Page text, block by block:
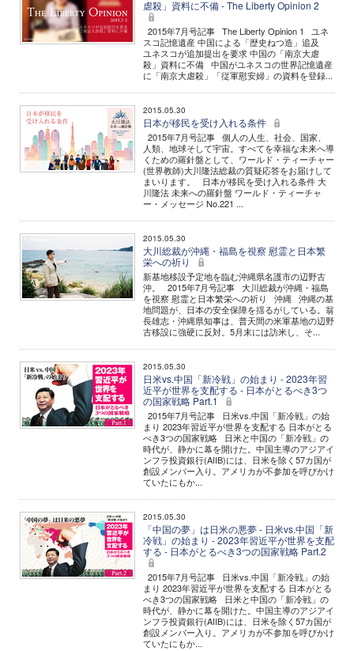
虐殺」資料に不備 - The Liberty Opinion 2
2015年7月号記事 The Liberty Opinion 1 ユネ
スコ記憶遺産 中国による「歴史ねつ造」追及
ユネスコが追加提出を要求 中国の「南京大虐
殺」資料に不備 中国がユネスコの世界記憶遺産
に「南京大虐殺」「従軍慰安婦」の資料を登録...
2015.05.30
日本が移民を受け入れる条件
2015年7月号記事 個人の人生、社会、国家、
人類、地球そして宇宙。すべてを幸福な未来へ導
くための羅針盤として、ワールド・ティーチャー
(世界教師)大川隆法総裁の質疑応答をお届けして
まいります。 日本が移民を受け入れる条件 大
川隆法 未来への羅針盤 ワールド・ティーチャ
ー・メッセージ No.221 ...
2015.05.30
大川総裁が沖縄・福島を視察 慰霊と日本繁
栄への祈り
新基地移設予定地を臨む沖縄県名護市の辺野古
沖。 2015年7月号記事 大川総裁が沖縄・福島
を視察 慰霊と日本繁栄への祈り 沖縄 沖縄の基
地問題が、日本の安全保障を揺るがしている。翁
長雄志・沖縄県知事は、普天間の米軍基地の辺野
古移設に強硬に反対。5月末には訪米し、そ...
2015.05.30
日米vs.中国「新冷戦」の始まり - 2023年習
近平が世界を支配する - 日本がとるべき3つ
の国家戦略 Part.1
2015年7月号記事 日米vs.中国「新冷戦」の始
まり 2023年習近平が世界を支配する 日本がとる
べき3つの国家戦略 日米と中国の「新冷戦」の
時代が、静かに幕を開けた。中国主導のアジアイ
ンフラ投資銀行(AIIB)には、日米を除く57カ国が
創設メンバー入り。アメリカが不参加を呼びかけ
ていたにもか...
2015.05.30
「中国の夢」は日米の悪夢 - 日米vs.中国「新
冷戦」の始まり - 2023年習近平が世界を支配
する - 日本がとるべき3つの国家戦略 Part.2
2015年7月号記事 日米vs.中国「新冷戦」の始
まり 2023年習近平が世界を支配する 日本がとる
べき3つの国家戦略 日米と中国の「新冷戦」の
時代が、静かに幕を開けた。中国主導のアジアイ
ンフラ投資銀行(AIIB)には、日米を除く57カ国が
創設メンバー入り。アメリカが不参加を呼びかけ
ていたにもか...